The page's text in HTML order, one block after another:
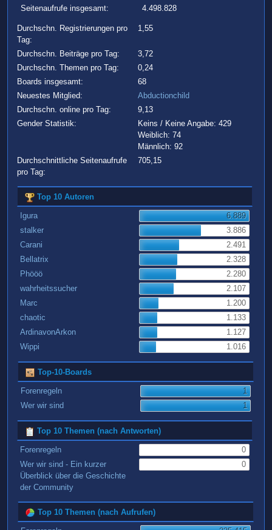
Seitenaufrufe insgesamt:
4.498.828
Durchschn. Registrierungen pro
Tag:
1,55
Durchschn. Beiträge pro Tag:
3,72
Durchschn. Themen pro Tag:
0,24
Boards insgesamt:
68
Neuestes Mitglied:
Abductionchild
Durchschn. online pro Tag:
9,13
Gender Statistik:
Keins / Keine Angabe: 429
Weiblich: 74
Männlich: 92
Durchschnittliche Seitenaufrufe
pro Tag:
705,15
Top 10 Autoren
Igura
6.889
stalker
3.886
Carani
2.491
Bellatrix
2.328
Phööö
2.280
wahrheitssucher
2.107
Marc
1.200
chaotic
1.133
ArdinavonArkon
1.127
Wippi
1.016
Top-10-Boards
Forenregeln
1
Wer wir sind
1
Top 10 Themen (nach Antworten)
Forenregeln
0
Wer wir sind - Ein kurzer
Überblick über die Geschichte
der Community
0
Top 10 Themen (nach Aufrufen)